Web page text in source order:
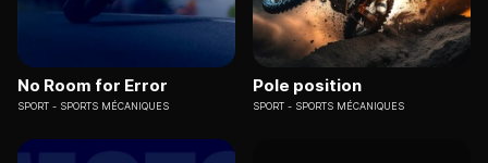
No Room for Error
SPORT SPORTS MÉCANIQUES
Pole position
SPORT SPORTS MÉCANIQUES